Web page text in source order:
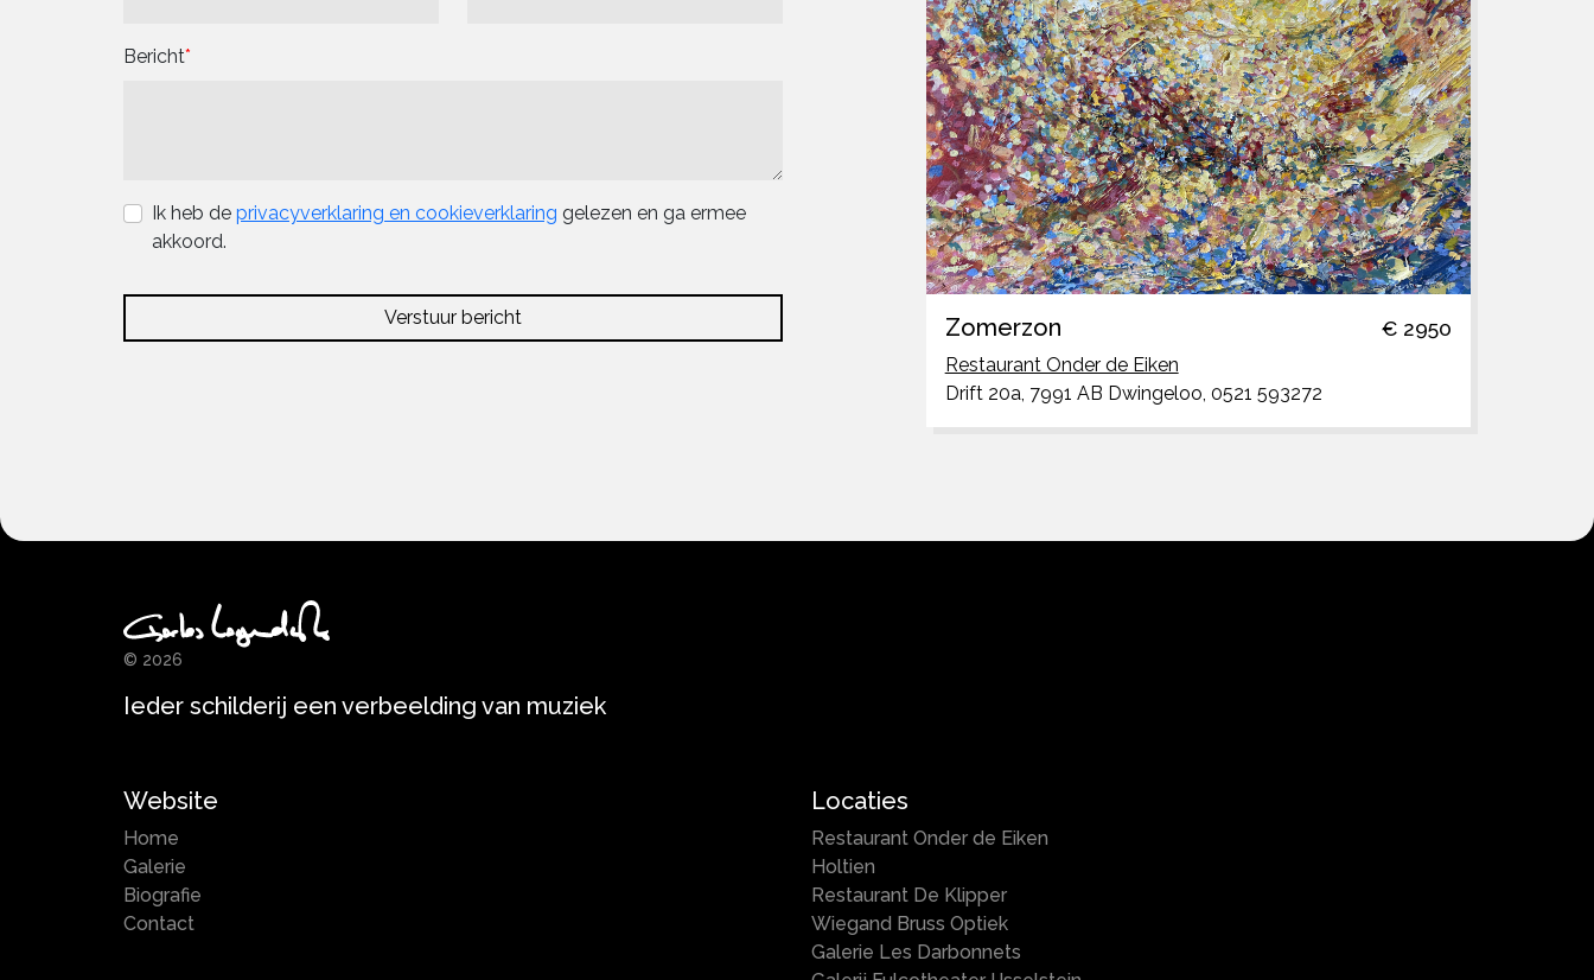
Bericht
Ik heb de privacyverklaring en cookieverklaring gelezen en ga ermee
akkoord.
Verstuur bericht Zomerzon € 2950
Restaurant Onder de Eiken
Drift 20a, 7991 AB Dwingeloo, 0521 593272
© 2026
Ieder schilderij een verbeelding van muziek
Website
Home
Galerie
Biografie
Contact
Locaties
Restaurant Onder de Eiken
Holtien
Restaurant De Klipper
Wiegand Bruss Optiek
Galerie Les Darbonnets